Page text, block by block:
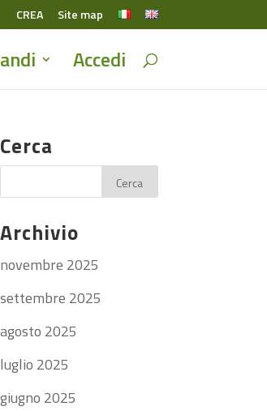
CREA Site map
Accedi
Cerca
Archivio
novembre 2025
settembre 2025
agosto 2025
luglio 2025
giugno 2025